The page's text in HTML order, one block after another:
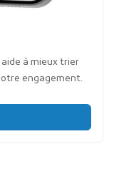
à mieux trier
engagement.